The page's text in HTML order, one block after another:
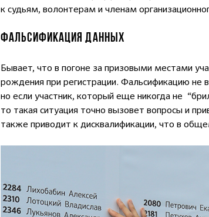
к судьям, волонтерам и членам
ФАЛЬСИФИКАЦИЯ ДАННЫХ
Бывает, что в погоне за призовыми местами
рождения при регистрации. Фальсификацию не
но если участник, который еще никогда не
то такая ситуация точно вызовет вопросы и
также приводит к дисквалификации, что в